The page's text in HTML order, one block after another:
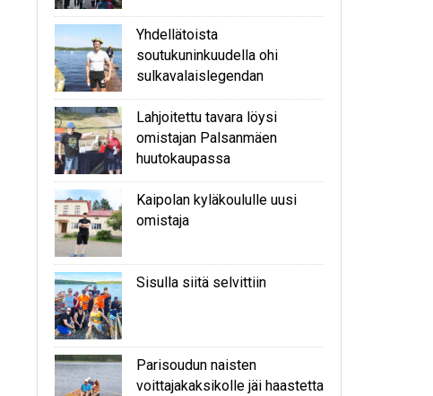
Yhdellätoista
soutukuninkuudella ohi
sulkavalaislegendan
Lahjoitettu tavara löysi
omistajan Palsanmäen
huutokaupassa
Kaipolan kyläkoululle uusi
omistaja
Sisulla siitä selvittiin
Parisoudun naisten
voittajakaksikolle jäi haastetta